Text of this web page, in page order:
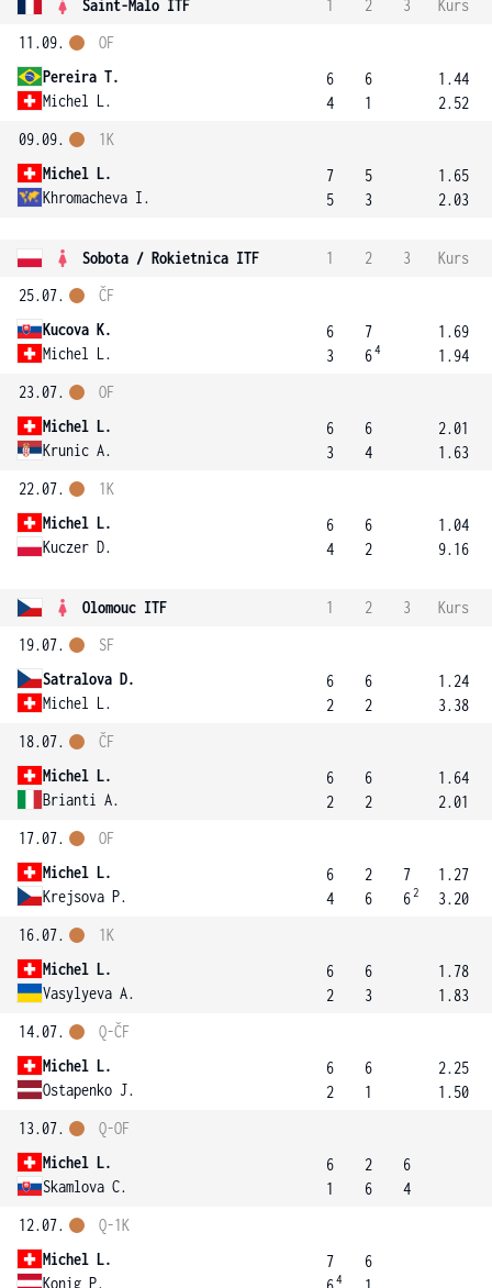
Saint-Malo ITF 1 2 3
Kurs
11.09.
Pereira T.
Michel L.
OF
6
4
6
1
1.44
2.52
09.09.
Michel L.
Khromacheva I.
1K
7
5
5
3
1.65
2.03
Sobota / Rokietnica ITF 1 2 3
Kurs
25.07.
Kucova K.
Michel L.
ČF
6
3
7
64
1.69
1.94
23.07.
Michel L.
Krunic A.
OF
6
3
6
4
2.01
1.63
22.07.
Michel L.
Kuczer D.
1K
6
4
6
2
1.04
9.16
Olomouc ITF 1 2 3
Kurs
19.07.
Satralova D.
Michel L.
SF
6
2
6
2
1.24
3.38
18.07.
Michel L.
Brianti A.
ČF
6
2
6
2
1.64
2.01
17.07.
Michel L.
Krejsova P.
OF
6
4
2
6
7
62
1.27
3.20
16.07.
Michel L.
Vasylyeva A.
1K
6
2
6
3
1.78
1.83
14.07.
Michel L.
Ostapenko J.
Q-ČF
6
2
6
1
2.25
1.50
13.07.
Michel L.
Skamlova C.
Q-OF
6
1
2
6
6
4
12.07.
Michel L.
Konig P.
Q-1K
7
4
6